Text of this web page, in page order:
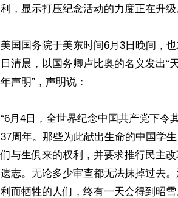
利，显示打压纪念活动的力度正在升级
美国国务院于美东时间6月3日晚间，
日清晨，以国务卿卢比奥的名义发出“
年声明”，声明说：
“6月4日，全世界纪念中国共产党下令
37周年。那些为此献出生命的中国学
们与生俱来的权利，并要求推行民主
遗志。无论多少审查都无法抹掉过去
利而牺牲的人们，终有一天会得到昭雪